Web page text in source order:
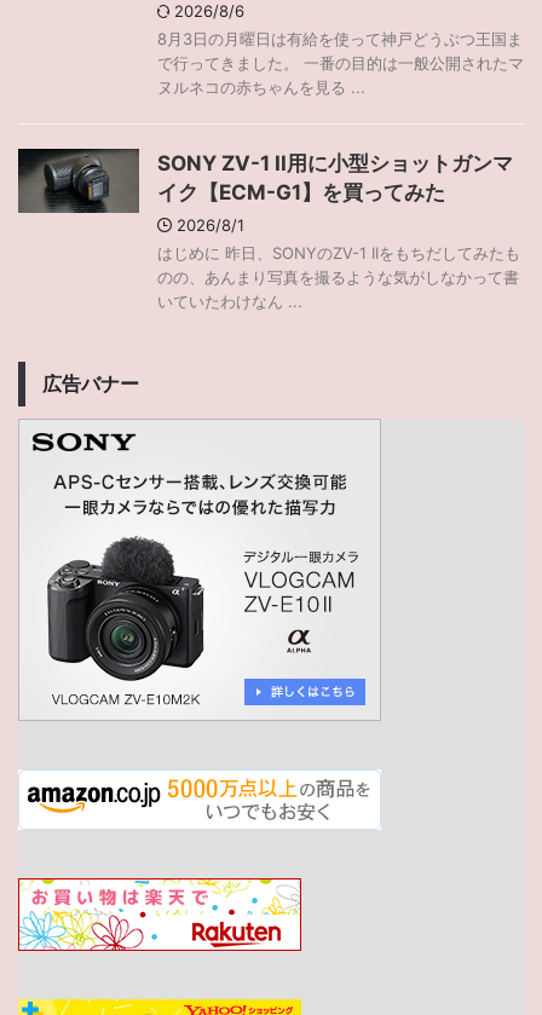
2026/8/6
8月3日の月曜日は有給を使って神戸どうぶつ王国ま
で行ってきました。 一番の目的は一般公開されたマ
ヌルネコの赤ちゃんを見る ...
SONY ZV-1 II用に小型ショットガンマ
イク【ECM-G1】を買ってみた
2026/8/1
はじめに 昨日、SONYのZV-1 IIをもちだしてみたも
のの、あんまり写真を撮るような気がしなかって書
いていたわけなん ...
広告バナー